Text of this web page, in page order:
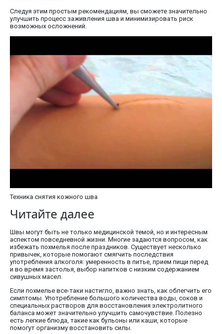
Следуя этим простым рекомендациям, вы сможете значительно
улучшить процесс заживления шва и минимизировать риск
возможных осложнений.
Техника снятия кожного шва
Читайте далее
Швы могут быть не только медицинской темой, но и интересным
аспектом повседневной жизни. Многие задаются вопросом, как
избежать похмелья после праздников. Существует несколько
привычек, которые помогают смягчить последствия
употребления алкоголя: умеренность в питье, прием пищи перед
и во время застолья, выбор напитков с низким содержанием
сивушных масел.
Если похмелье все-таки настигло, важно знать, как облегчить его
симптомы. Употребление большого количества воды, соков и
специальных растворов для восстановления электролитного
баланса может значительно улучшить самочувствие. Полезно
есть легкие блюда, такие как бульоны или каши, которые
помогут организму восстановить силы.